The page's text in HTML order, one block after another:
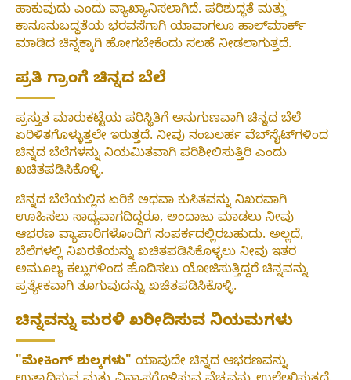
ಹಾಕುವುದು ಎಂದು ವ್ಯಾಖ್ಯಾನಿಸಲಾಗಿದೆ. ಪರಿಶುದ್ಧತೆ ಮತ್ತು
ಕಾನೂನುಬದ್ಧತೆಯ ಭರವಸೆಗಾಗಿ ಯಾವಾಗಲೂ ಹಾಲ್‌ಮಾರ್ಕ್
ಮಾಡಿದ ಚಿನ್ನಕ್ಕಾಗಿ ಹೋಗಬೇಕೆಂದು ಸಲಹೆ ನೀಡಲಾಗುತ್ತದೆ.
ಪ್ರತಿ ಗ್ರಾಂಗೆ ಚಿನ್ನದ ಬೆಲೆ
ಪ್ರಸ್ತುತ ಮಾರುಕಟ್ಟೆಯ ಪರಿಸ್ಥಿತಿಗೆ ಅನುಗುಣವಾಗಿ ಚಿನ್ನದ ಬೆಲೆ
ಏರಿಳಿತಗೊಳ್ಳುತ್ತಲೇ ಇರುತ್ತದೆ. ನೀವು ನಂಬಲರ್ಹ ವೆಬ್‌ಸೈಟ್‌ಗಳಿಂದ
ಚಿನ್ನದ ಬೆಲೆಗಳನ್ನು ನಿಯಮಿತವಾಗಿ ಪರಿಶೀಲಿಸುತ್ತಿರಿ ಎಂದು
ಖಚಿತಪಡಿಸಿಕೊಳ್ಳಿ.
ಚಿನ್ನದ ಬೆಲೆಯಲ್ಲಿನ ಏರಿಕೆ ಅಥವಾ ಕುಸಿತವನ್ನು ನಿಖರವಾಗಿ
ಊಹಿಸಲು ಸಾಧ್ಯವಾಗದಿದ್ದರೂ, ಅಂದಾಜು ಮಾಡಲು ನೀವು
ಆಭರಣ ವ್ಯಾಪಾರಿಗಳೊಂದಿಗೆ ಸಂಪರ್ಕದಲ್ಲಿರಬಹುದು. ಅಲ್ಲದೆ,
ಬೆಲೆಗಳಲ್ಲಿ ನಿಖರತೆಯನ್ನು ಖಚಿತಪಡಿಸಿಕೊಳ್ಳಲು ನೀವು ಇತರ
ಅಮೂಲ್ಯ ಕಲ್ಲುಗಳಿಂದ ಹೊದಿಸಲು ಯೋಜಿಸುತ್ತಿದ್ದರೆ ಚಿನ್ನವನ್ನು
ಪ್ರತ್ಯೇಕವಾಗಿ ತೂಗುವುದನ್ನು ಖಚಿತಪಡಿಸಿಕೊಳ್ಳಿ.
ಚಿನ್ನವನ್ನು ಮರಳಿ ಖರೀದಿಸುವ ನಿಯಮಗಳು
"ಮೇಕಿಂಗ್ ಶುಲ್ಕಗಳು" ಯಾವುದೇ ಚಿನ್ನದ ಆಭರಣವನ್ನು